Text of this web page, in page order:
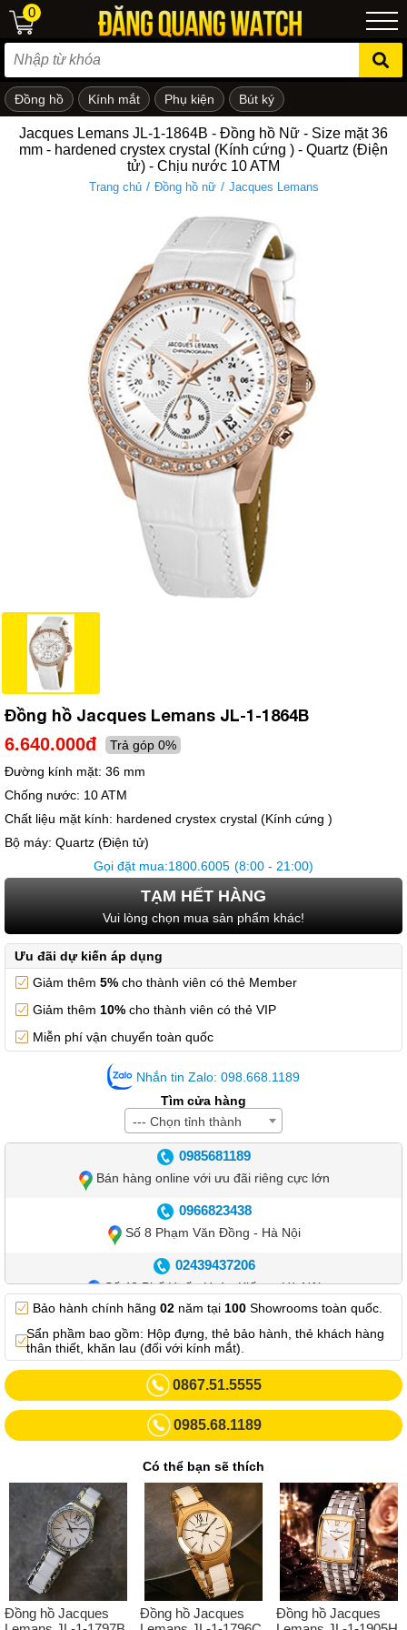
em
0
Đồng hồ Kính mắt Phụ kiện Bút ký
Jacques Lemans JL-1-1864B - Đồng hồ Nữ - Size mặt 36
mm - hardened crystex crystal (Kính cứng ) - Quartz (Điện
tử) - Chịu nước 10 ATM
Trang chủ / Đồng hồ nữ / Jacques Lemans
Đồng hồ Jacques Lemans JL-1-1864B
6.640.000đ
Trả góp 0%
Đường kính mặt: 36 mm
Chống nước: 10 ATM
Chất liệu mặt kính: hardened crystex crystal (Kính cứng )
Bộ máy: Quartz (Điện tử)
Gọi đặt mua:1800.6005 (8:00 - 21:00)
TẠM HẾT HÀNG
Vui lòng chọn mua sản phẩm khác!
Ưu đãi dự kiến áp dụng
Giảm thêm 5% cho thành viên có thẻ Member
Giảm thêm 10% cho thành viên có thẻ VIP
Miễn phí vận chuyển toàn quốc
Nhắn tin Zalo: 098.668.1189
Tìm cửa hàng
--- Chọn tỉnh thành
0985681189
Bán hàng online với ưu đãi riêng cực lớn
0966823438
Số 8 Phạm Văn Đồng - Hà Nội
02439437206
Số 42 Phố Huế - Hoàn Kiếm – Hà Nội
0982.769.887
Showroom 3: Số 87 Trương Định - Hai Bà Trưng - Hà Nội.
0969102552
Số 55 Trần Đăng Ninh – Cầu Giấy – Hà Nội
0963264832
02437836542
Số 8 Trần Duy Hưng - Cầu Giấy - Hà Nội
02432232319
Số 413 Quang Trung - Hà Đông - Hà Nội
02432127660
Số 273 Nguyễn Văn Cừ - Long Biên - Hà Nội
Bảo hành chính hãng 02 năm tại 100 Showrooms toàn quốc.
Sẩn phầm bao gồm: Hộp đựng, thẻ bảo hành, thẻ khách hàng
thân thiết, khăn lau (đối với kính mắt).
0867.51.5555
0985.68.1189
Có thể bạn sẽ thích
Đồng hồ Jacques
Đồng hồ Jacques
Đồng hồ Jacques